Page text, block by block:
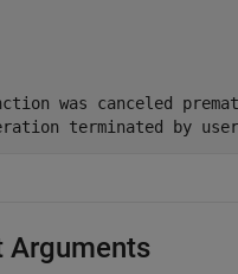
was canceled
terminated by
Arguments